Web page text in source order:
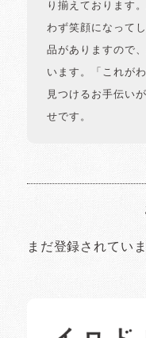
り揃えております
わず笑顔になって
品がありますので
います。「これが
見つけるお手伝い
せです。
まだ登録されてい
日常の様子など随時更